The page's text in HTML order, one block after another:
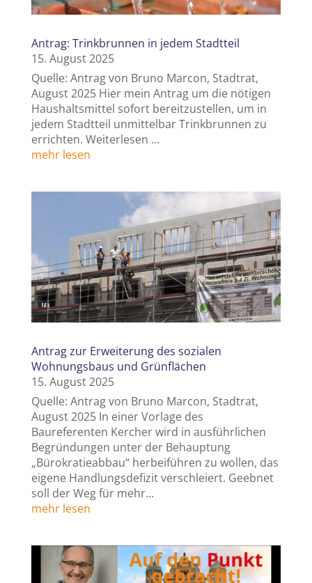
Antrag: Trinkbrunnen in jedem Stadtteil
15. August 2025
Quelle: Antrag von Bruno Marcon, Stadtrat,
August 2025 Hier mein Antrag um die nötigen
Haushaltsmittel sofort bereitzustellen, um in
jedem Stadtteil unmittelbar Trinkbrunnen zu
errichten. Weiterlesen …
mehr lesen
Antrag zur Erweiterung des sozialen
Wohnungsbaus und Grünflächen
15. August 2025
Quelle: Antrag von Bruno Marcon, Stadtrat,
August 2025 In einer Vorlage des
Baureferenten Kercher wird in ausführlichen
Begründungen unter der Behauptung
„Bürokratieabbau“ herbeiführen zu wollen, das
eigene Handlungsdefizit verschleiert. Geebnet
soll der Weg für mehr...
mehr lesen